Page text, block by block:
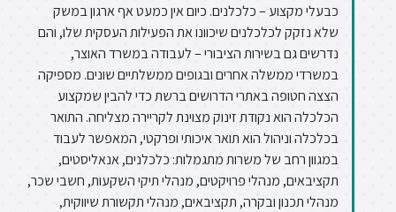
כבעלי מקצוע – כלכלנים. כיום אין כמעט אף ארגון במשק
שלא נזקק לכלכלנים שיכוונו את הפעילות העסקית שלו, והם
נדרשים גם בשירות הציבורי – לעבודה במשרד האוצר,
במשרדי ממשלה אחרים ובגופים ממשלתיים שונים. מספיקה
הצצה חטופה באתרי הדרושים ברשת כדי להבין שמקצוע
הכלכלה הוא נקודת זינוק מצוינת לקריירה מצליחה. התואר
בכלכלה וניהול הוא תואר איכותי ופרקטי, המאפשר לעבוד
במגוון רחב של משרות מתגמלות: כלכלנים, אנאליסטים,
תקציבאים, מנהלי פרויקטים, מנהלי תיקי השקעות, חשבי שכר,
מנהלי תכנון ובקרה, תקציבאים, מנהלי תקשורת שיווקית,